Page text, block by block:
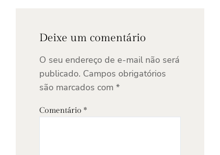
Deixe um comentário
O seu endereço de e-mail não será
publicado. Campos obrigatórios
são marcados com *
Comentário *